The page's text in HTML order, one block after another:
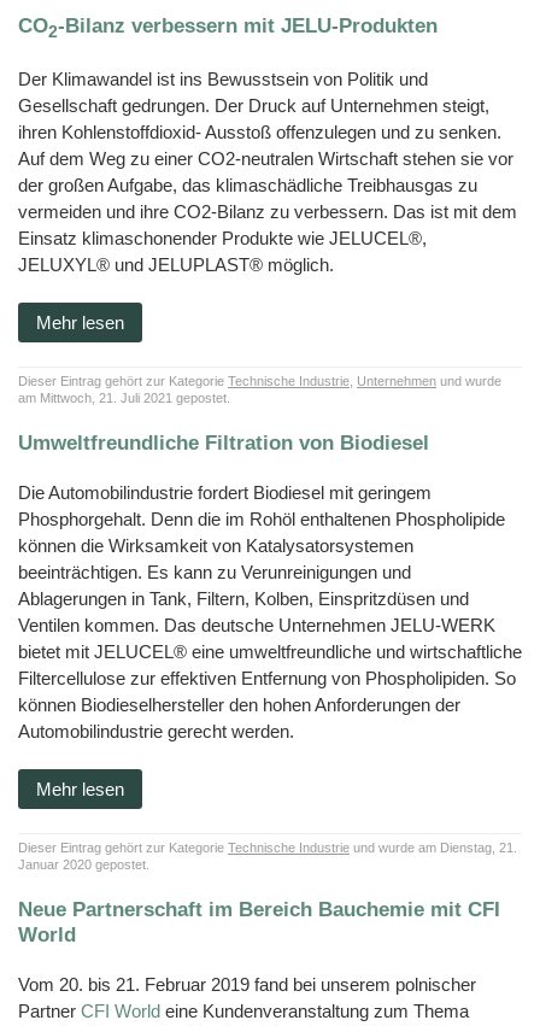
Süßwaren
/
Gewürze
Bambusfaser
WF
Weizenfaser
JELUCEL®
OF
–
Haferfaser
Kaninchen
und
Großtiere
COSYFLOCK®
JELUDRY®
Wood-
Kartonagen
Reinigungsmittel
Samenherstellung
Schweißelektroden
Wanddekoration
HM
T1
JELUCEL
HM
JELUCEL
TC
Holzfaserstoffe
HAHO
JELUXYL
JELUXYL
WEHO
Zertifikate
Anfahrt
AGB
Impressum
Datenschutzerklärung
CO2-Bilanz verbessern mit JELU-Produkten
Der Klimawandel ist ins Bewusstsein von Politik und
Gesellschaft gedrungen. Der Druck auf Unternehmen steigt,
ihren Kohlenstoffdioxid- Ausstoß offenzulegen und zu senken.
Auf dem Weg zu einer CO2-neutralen Wirtschaft stehen sie vor
der großen Aufgabe, das klimaschädliche Treibhausgas zu
vermeiden und ihre CO2-Bilanz zu verbessern. Das ist mit dem
Einsatz klimaschonender Produkte wie JELUCEL®,
JELUXYL® und JELUPLAST® möglich.
Mehr lesen
Dieser Eintrag gehört zur Kategorie Technische Industrie Unternehmen und wurde
am Mittwoch, 21. Juli 2021 gepostet.
Umweltfreundliche Filtration von Biodiesel
Die Automobilindustrie fordert Biodiesel mit geringem
Phosphorgehalt. Denn die im Rohöl enthaltenen Phospholipide
können die Wirksamkeit von Katalysatorsystemen
beeinträchtigen. Es kann zu Verunreinigungen und
Ablagerungen in Tank, Filtern, Kolben, Einspritzdüsen und
Ventilen kommen. Das deutsche Unternehmen JELU-WERK
bietet mit JELUCEL® eine umweltfreundliche und wirtschaftliche
Filtercellulose zur effektiven Entfernung von Phospholipiden. So
können Biodieselhersteller den hohen Anforderungen der
Automobilindustrie gerecht werden.
Mehr lesen
Dieser Eintrag gehört zur Kategorie Technische Industrie und wurde am Dienstag, 21.
Januar 2020 gepostet.
Neue Partnerschaft im Bereich Bauchemie mit CFI
World
Vom 20. bis 21. Februar 2019 fand bei unserem polnischer
Partner CFI World eine Kundenveranstaltung zum Thema